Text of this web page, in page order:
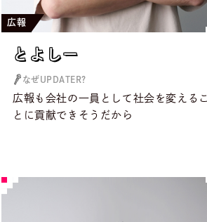
広報
とよしー
とよしー
なぜUPDATER?
広報も会社の一員として社会を変えるこ
とに貢献できそうだから